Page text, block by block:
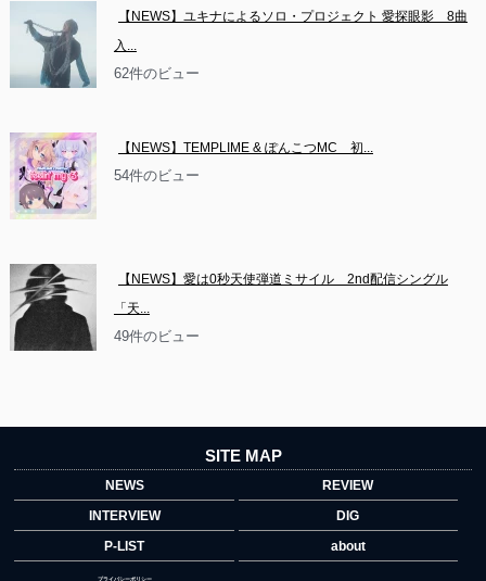
【NEWS】ユキナによるソロ・プロジェクト 愛探眼影　8曲
入...
62件のビュー
【NEWS】TEMPLIME & ぽんこつMC　初...
54件のビュー
【NEWS】愛は0秒天使弾道ミサイル　2nd配信シングル
「天...
49件のビュー
SITE MAP
NEWS
REVIEW
INTERVIEW
DIG
P-LIST
about
プライバシーポリシー